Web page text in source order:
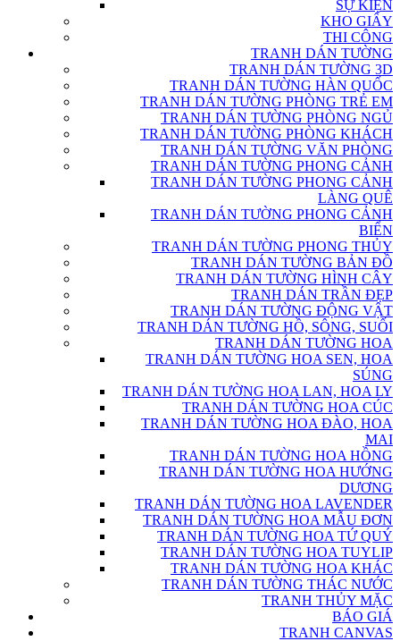
SỰ KIỆN
KHO GIẤY
THI CÔNG
TRANH DÁN TƯỜNG
TRANH DÁN TƯỜNG 3D
TRANH DÁN TƯỜNG HÀN QUỐC
TRANH DÁN TƯỜNG PHÒNG TRẺ EM
TRANH DÁN TƯỜNG PHÒNG NGỦ
TRANH DÁN TƯỜNG PHÒNG KHÁCH
TRANH DÁN TƯỜNG VĂN PHÒNG
TRANH DÁN TƯỜNG PHONG CẢNH
TRANH DÁN TƯỜNG PHONG CẢNH
LÀNG QUÊ
TRANH DÁN TƯỜNG PHONG CẢNH
BIỂN
TRANH DÁN TƯỜNG PHONG THỦY
TRANH DÁN TƯỜNG BẢN ĐỒ
TRANH DÁN TƯỜNG HÌNH CÂY
TRANH DÁN TRẦN ĐẸP
TRANH DÁN TƯỜNG ĐỘNG VẬT
TRANH DÁN TƯỜNG HỒ, SÔNG, SUỐI
TRANH DÁN TƯỜNG HOA
TRANH DÁN TƯỜNG HOA SEN, HOA
SÚNG
TRANH DÁN TƯỜNG HOA LAN, HOA LY
TRANH DÁN TƯỜNG HOA CÚC
TRANH DÁN TƯỜNG HOA ĐÀO, HOA
MAI
TRANH DÁN TƯỜNG HOA HỒNG
TRANH DÁN TƯỜNG HOA HƯỚNG
DƯƠNG
TRANH DÁN TƯỜNG HOA LAVENDER
TRANH DÁN TƯỜNG HOA MẪU ĐƠN
TRANH DÁN TƯỜNG HOA TỨ QUÝ
TRANH DÁN TƯỜNG HOA TUYLIP
TRANH DÁN TƯỜNG HOA KHÁC
TRANH DÁN TƯỜNG THÁC NƯỚC
TRANH THỦY MẶC
BÁO GIÁ
TRANH CANVAS